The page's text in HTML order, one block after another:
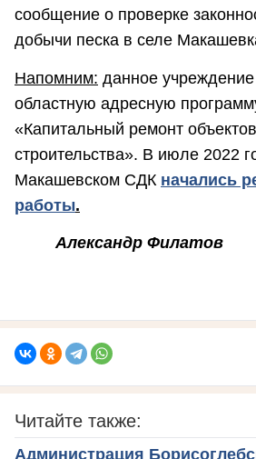
сообщение о проверке
добычи песка в селе
Напомним: данное
областную адресную
«Капитальный ремонт
строительства». В июле 2022
Макашевском СДК начались
работы.
Александр Филатов
Читайте также:
Администрация